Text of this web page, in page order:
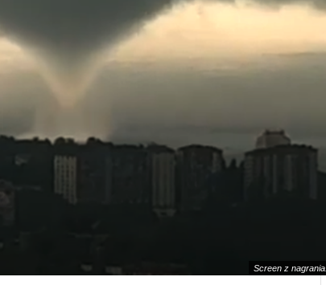
Screen z nagrania.